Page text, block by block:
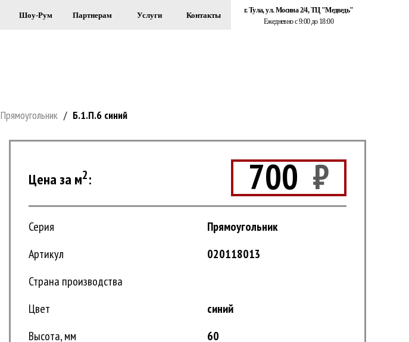
Шоу-Рум Партнерам Услуги Контакты
г. Тула, ул. Мосина 2/4, ТЦ "Медведь"
Ежедневно с 9:00 до 18:00
Прямоугольник / Б.1.П.6 синий
Цена за м2: 700₽
Серия
Прямоугольник
Артикул
020118013
Страна производства
Цвет
синий
Высота, мм
60